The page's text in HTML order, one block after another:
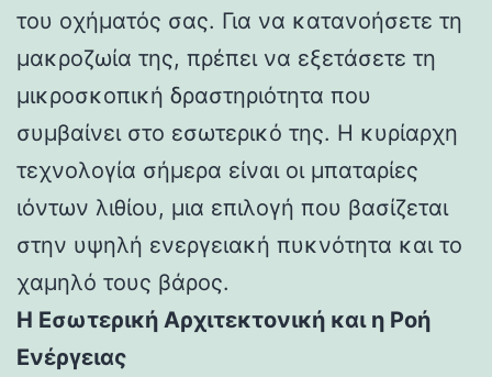
του οχήματός σας. Για να κατανοήσετε τη
μακροζωία της, πρέπει να εξετάσετε τη
μικροσκοπική δραστηριότητα που
συμβαίνει στο εσωτερικό της. Η κυρίαρχη
τεχνολογία σήμερα είναι οι μπαταρίες
ιόντων λιθίου, μια επιλογή που βασίζεται
στην υψηλή ενεργειακή πυκνότητα και το
χαμηλό τους βάρος.
Η Εσωτερική Αρχιτεκτονική και η Ροή
Ενέργειας